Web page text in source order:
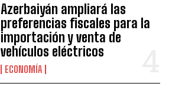
Azerbaiyán ampliará las
preferencias fiscales para la
importación y venta de
vehículos eléctricos
ECONOMÍA